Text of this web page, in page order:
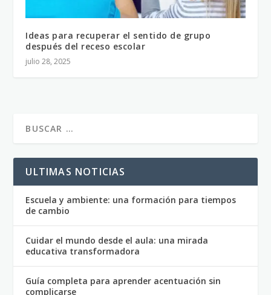
Ideas para recuperar el sentido de grupo
después del receso escolar
julio 28, 2025
ULTIMAS NOTICIAS
Escuela y ambiente: una formación para tiempos
de cambio
Cuidar el mundo desde el aula: una mirada
educativa transformadora
Guía completa para aprender acentuación sin
complicarse